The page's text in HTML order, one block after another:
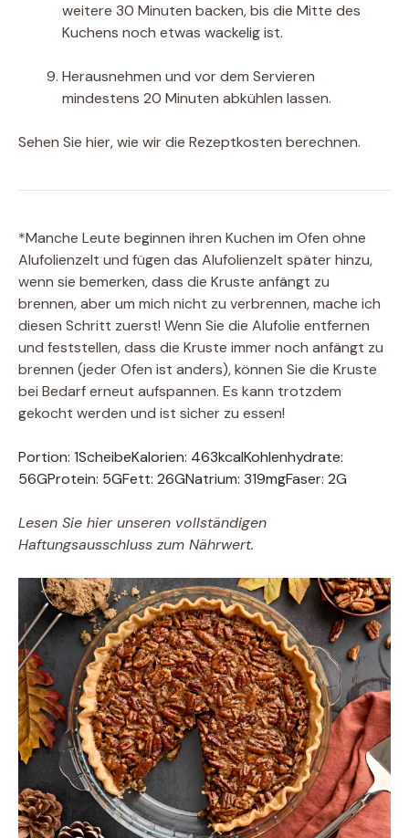
weitere 30 Minuten backen, bis die Mitte des
Kuchens noch etwas wackelig ist.
Herausnehmen und vor dem Servieren
mindestens 20 Minuten abkühlen lassen.
Sehen Sie hier, wie wir die Rezeptkosten berechnen.
*Manche Leute beginnen ihren Kuchen im Ofen ohne
Alufolienzelt und fügen das Alufolienzelt später hinzu,
wenn sie bemerken, dass die Kruste anfängt zu
brennen, aber um mich nicht zu verbrennen, mache ich
diesen Schritt zuerst! Wenn Sie die Alufolie entfernen
und feststellen, dass die Kruste immer noch anfängt zu
brennen (jeder Ofen ist anders), können Sie die Kruste
bei Bedarf erneut aufspannen. Es kann trotzdem
gekocht werden und ist sicher zu essen!
Portion: 1ScheibeKalorien: 463kcalKohlenhydrate:
56GProtein: 5GFett: 26GNatrium: 319mgFaser: 2G
Lesen Sie hier unseren vollständigen
Haftungsausschluss zum Nährwert.